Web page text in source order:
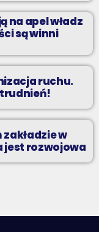
na apel władz
są winni
ruchu.
w
jest rozwojowa